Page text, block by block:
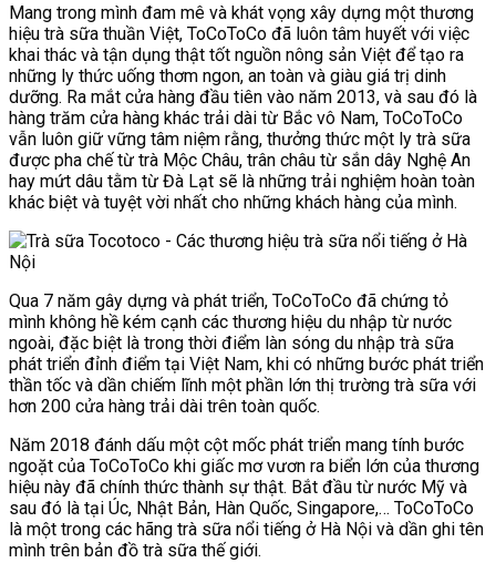
Mang trong mình đam mê và khát vọng xây dựng một thương
hiệu trà sữa thuần Việt, ToCoToCo đã luôn tâm huyết với việc
khai thác và tận dụng thật tốt nguồn nông sản Việt để tạo ra
những ly thức uống thơm ngon, an toàn và giàu giá trị dinh
dưỡng. Ra mắt cửa hàng đầu tiên vào năm 2013, và sau đó là
hàng trăm cửa hàng khác trải dài từ Bắc vô Nam, ToCoToCo
vẫn luôn giữ vững tâm niệm rằng, thưởng thức một ly trà sữa
được pha chế từ trà Mộc Châu, trân châu từ sắn dây Nghệ An
hay mứt dâu tằm từ Đà Lạt sẽ là những trải nghiệm hoàn toàn
khác biệt và tuyệt vời nhất cho những khách hàng của mình.
Qua 7 năm gây dựng và phát triển, ToCoToCo đã chứng tỏ
mình không hề kém cạnh các thương hiệu du nhập từ nước
ngoài, đặc biệt là trong thời điểm làn sóng du nhập trà sữa
phát triển đỉnh điểm tại Việt Nam, khi có những bước phát triển
thần tốc và dần chiếm lĩnh một phần lớn thị trường trà sữa với
hơn 200 cửa hàng trải dài trên toàn quốc.
Năm 2018 đánh dấu một cột mốc phát triển mang tính bước
ngoặt của ToCoToCo khi giấc mơ vươn ra biển lớn của thương
hiệu này đã chính thức thành sự thật. Bắt đầu từ nước Mỹ và
sau đó là tại Úc, Nhật Bản, Hàn Quốc, Singapore,… ToCoToCo
là một trong các hãng trà sữa nổi tiếng ở Hà Nội và dần ghi tên
mình trên bản đồ trà sữa thế giới.